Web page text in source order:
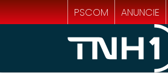
PSCOM ANUNCIE